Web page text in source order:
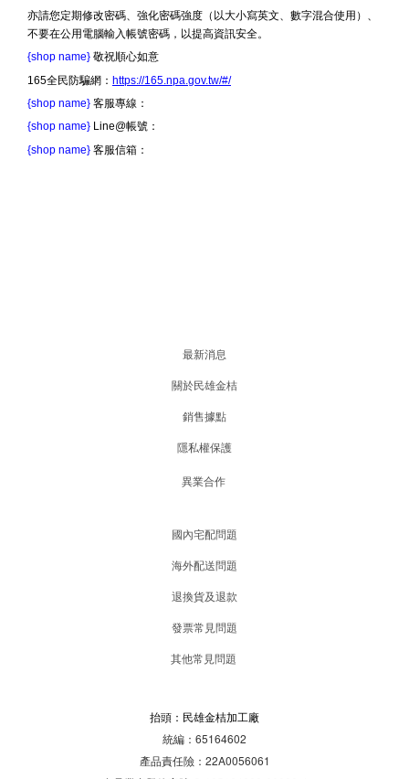
亦請您定期修改密碼、強化密碼強度（以大小寫英文、數字混合使用）、
不要在公用電腦輸入帳號密碼，以提高資訊安全。
{shop name} 敬祝順心如意
165全民防騙網： https://165.npa.gov.tw/#/
{shop name} 客服專線：
{shop name} Line@帳號：
{shop name} 客服信箱：
最新消息
關於民雄金桔
銷售據點
隱私權保護
異業合作
國內宅配問題
海外配送問題
退換貨及退款
發票常見問題
其他常見問題
抬頭：民雄金桔加工廠
統編：65164602
產品責任險：22A0056061